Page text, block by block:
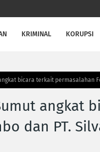
KRIMINAL KORUPSI
bicara terkait permasalahan
angkat
dan PT.